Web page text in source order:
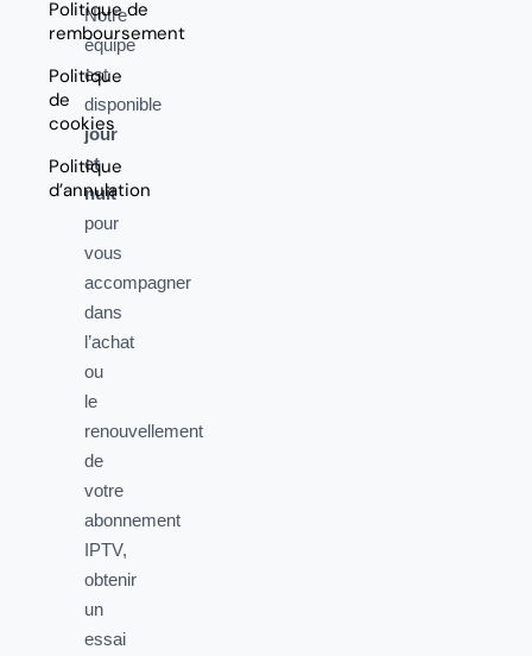
Politique de
remboursement
Politique
de
cookies
Politique
d’annulation
Notre
équipe
est
disponible
jour
et
nuit
pour
vous
accompagner
dans
l’achat
ou
le
renouvellement
de
votre
abonnement
IPTV,
obtenir
un
essai